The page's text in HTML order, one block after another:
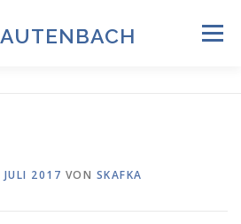
Menü
JULI 2017 VON SKAFKA